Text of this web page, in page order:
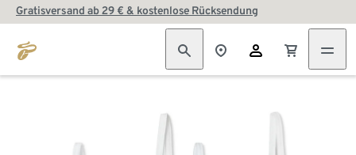
Gratisversand ab 29 € & kostenlose Rücksendung